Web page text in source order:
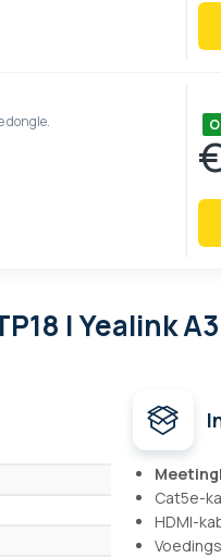
dongle.
€
| Yealink
Cat5e-
HDMI-